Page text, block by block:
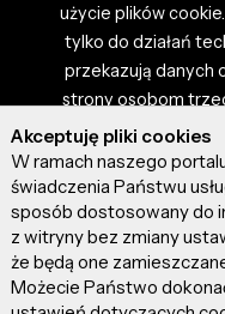
użycie plików
tylko do działań
przekazują danych
strony osobom
zdjęciami i
własnością
portalu nie
prezentowane
artykuł, zgadzasz
ponosisz
umieszczone
Akceptuję pliki cookies
W ramach naszego
świadczenia Państwu
sposób dostosowany do
z witryny bez zmiany
że będą one
Możecie Państwo